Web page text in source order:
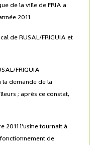
de la ville de FRIA a
2011.
de RUSAL/FRIGUIA et
FRIGUIA
demande de la
; après ce constat,
2011 l’usine tournait à
de